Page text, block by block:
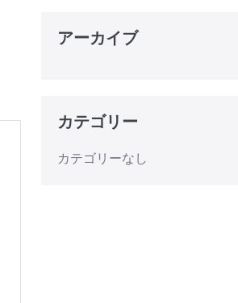
アーカイブ
カテゴリー
カテゴリーなし